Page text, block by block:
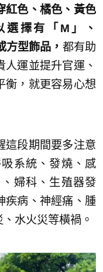
紅色、橘色、黃色
擇有「M」、
方型飾品， 都有助
運並提升官運、
衡，就更容易心想
這段期間要多注意
系統、發燒、感
婦科、生殖器發
疾病、神經痛、腫
水火災等橫禍。